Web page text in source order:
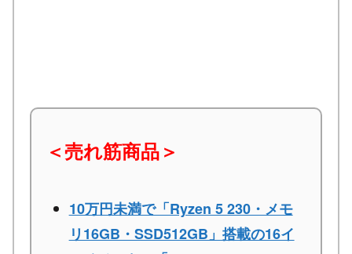
＜売れ筋商品＞
10万円未満で「Ryzen 5 230・メモ
リ16GB・SSD512GB」搭載の16イ